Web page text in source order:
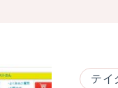
テイ